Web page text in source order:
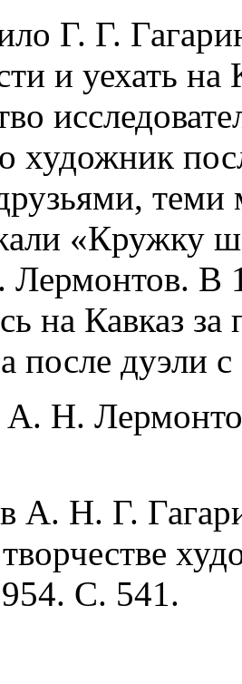
Г. Г.
и уехать на
художник
«Кружку
В
на Кавказ
после дуэли
Н.
А. Н. Г.
С. 541.